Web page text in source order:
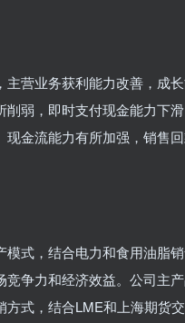
主营业务获利能力改善，成
削弱，即时支付现金能力下
现金流能力有所加强，销售
模式，结合电力和食用油脂
竞争力和经济效益。公司主
方式，结合LME和上海期货